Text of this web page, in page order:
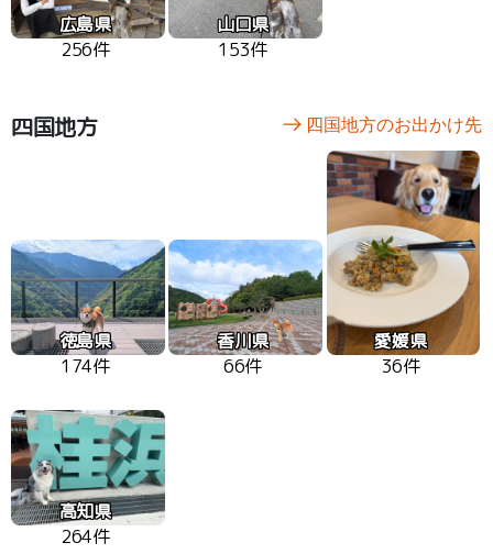
広島県
256件
山口県
153件
四国地方 四国地方のお出かけ先
徳島県
174件
香川県
66件
愛媛県
36件
高知県
264件